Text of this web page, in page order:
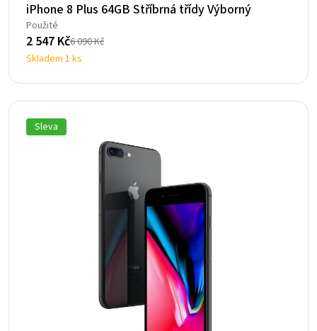
iPhone 8 Plus 64GB Stříbrná třídy Výborný
Použité
6 090Kč
Původní
cena
byla:
6
090 Kč.
2 547 Kč
Aktuální
cena
je:
2
547 Kč.
Skladem 1 ks
Sleva